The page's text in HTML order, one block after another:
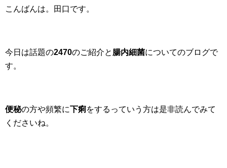
こんばんは。田口です。
今日は話題の2470のご紹介と 腸内細菌についてのブログで
す。
便秘の方や頻繁に下痢をするっていう方は是非読んでみて
くださいね。